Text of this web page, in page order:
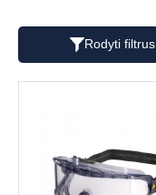
Rodyti filtrus